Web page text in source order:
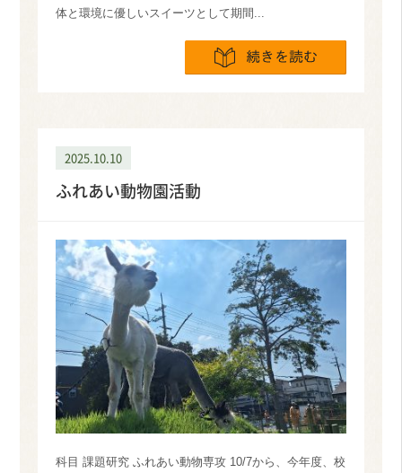
体と環境に優しいスイーツとして期間...
2025.10.10
ふれあい動物園活動
科目 課題研究 ふれあい動物専攻 10/7から、今年度、校